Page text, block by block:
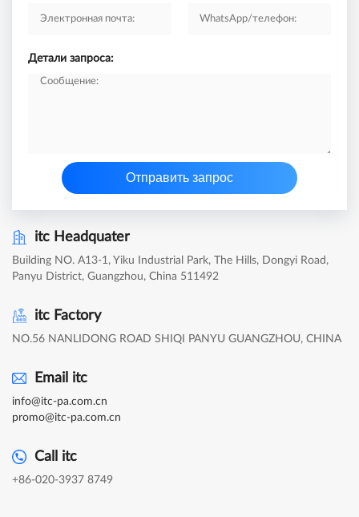
Детали запроса:
Отправить запрос
itc Headquater
Building NO. A13-1, Yiku Industrial Park, The Hills, Dongyi Road,
Panyu District, Guangzhou, China 511492
itc Factory
NO.56 NANLIDONG ROAD SHIQI PANYU GUANGZHOU, CHINA
Email itc
info@itc-pa.com.cn
promo@itc-pa.com.cn
Call itc
+86-020-3937 8749